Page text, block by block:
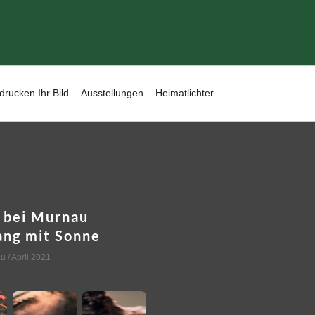
Ihr Bild Ausstellungen Heimatlichter
bei Murnau
mit Sonne
/ April 2021